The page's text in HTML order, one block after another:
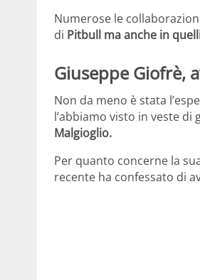
Numerose le
di Pitbull ma anche in
Giuseppe Giofrè,
Non da meno è stata
l’abbiamo visto in veste di
Malgioglio.
Per quanto concerne la
recente ha confessato di